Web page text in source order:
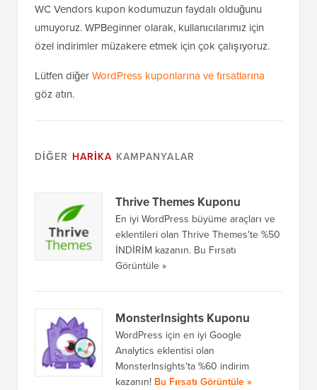
WC Vendors kupon kodumuzun faydalı olduğunu
umuyoruz. WPBeginner olarak, kullanıcılarımız için
özel indirimler müzakere etmek için çok çalışıyoruz.
Lütfen diğerWordPress kuponlarına ve fırsatlarına
göz atın.
DIĞER HARIKA KAMPANYALAR
Thrive Themes Kuponu
En iyi WordPress büyüme araçları ve
eklentileri olan Thrive Themes'te %50
İNDİRİM kazanın. Bu Fırsatı
Görüntüle »
MonsterInsights Kuponu
WordPress için en iyi Google
Analytics eklentisi olan
MonsterInsights'ta %60 indirim
kazanın! Bu Fırsatı Görüntüle »